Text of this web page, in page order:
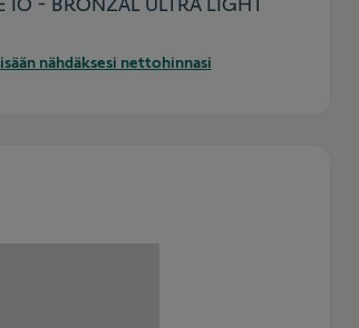
IO - BRONZAL ULTRA LIGHT
nähdäksesi nettohinnasi